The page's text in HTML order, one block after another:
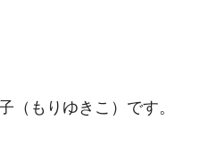
（もりゆきこ）です。